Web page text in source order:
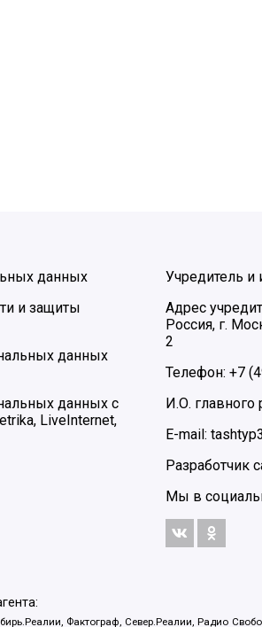
данных
и защиты
данных
данных с
LiveInternet,
Учредитель
Адрес
Россия, г.
2
Телефон: +7
И.О.
E-mail:
Разработчик
Мы в
Фактограф, Север.Реалии, Радио